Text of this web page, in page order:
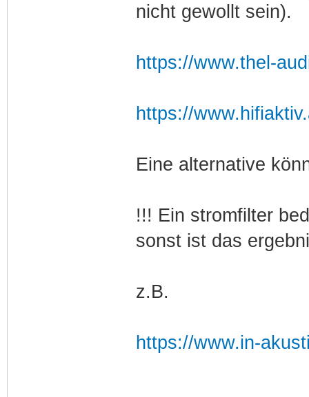
nicht gewollt sein).
https://www.thel-
https://
Eine alternative
!!! Ein stromfilter
sonst ist das
z.B.
https://www.in-